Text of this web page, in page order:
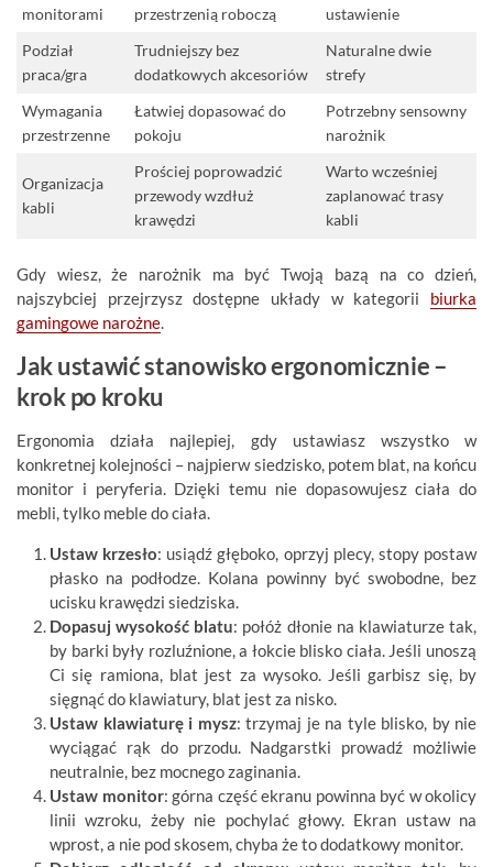
monitorami
przestrzenią roboczą
ustawienie
Podział
praca/gra
Trudniejszy bez
dodatkowych akcesoriów
Naturalne dwie
strefy
Wymagania
przestrzenne
Łatwiej dopasować do
pokoju
Potrzebny sensowny
narożnik
Organizacja
kabli
Prościej poprowadzić
przewody wzdłuż
krawędzi
Warto wcześniej
zaplanować trasy
kabli
Gdy wiesz, że narożnik ma być Twoją bazą na co dzień,
najszybciej przejrzysz dostępne układy w kategorii biurka
gamingowe narożne.
Jak ustawić stanowisko ergonomicznie –
krok po kroku
Ergonomia działa najlepiej, gdy ustawiasz wszystko w
konkretnej kolejności – najpierw siedzisko, potem blat, na końcu
monitor i peryferia. Dzięki temu nie dopasowujesz ciała do
mebli, tylko meble do ciała.
Ustaw krzesło: usiądź głęboko, oprzyj plecy, stopy postaw
płasko na podłodze. Kolana powinny być swobodne, bez
ucisku krawędzi siedziska.
Dopasuj wysokość blatu: połóż dłonie na klawiaturze tak,
by barki były rozluźnione, a łokcie blisko ciała. Jeśli unoszą
Ci się ramiona, blat jest za wysoko. Jeśli garbisz się, by
sięgnąć do klawiatury, blat jest za nisko.
Ustaw klawiaturę i mysz: trzymaj je na tyle blisko, by nie
wyciągać rąk do przodu. Nadgarstki prowadź możliwie
neutralnie, bez mocnego zaginania.
Ustaw monitor: górna część ekranu powinna być w okolicy
linii wzroku, żeby nie pochylać głowy. Ekran ustaw na
wprost, a nie pod skosem, chyba że to dodatkowy monitor.